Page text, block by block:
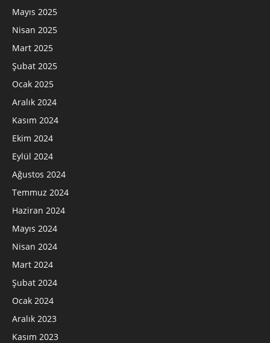
Mayıs 2025
Nisan 2025
Mart 2025
Şubat 2025
Ocak 2025
Aralık 2024
Kasım 2024
Ekim 2024
Eylül 2024
Ağustos 2024
Temmuz 2024
Haziran 2024
Mayıs 2024
Nisan 2024
Mart 2024
Şubat 2024
Ocak 2024
Aralık 2023
Kasım 2023